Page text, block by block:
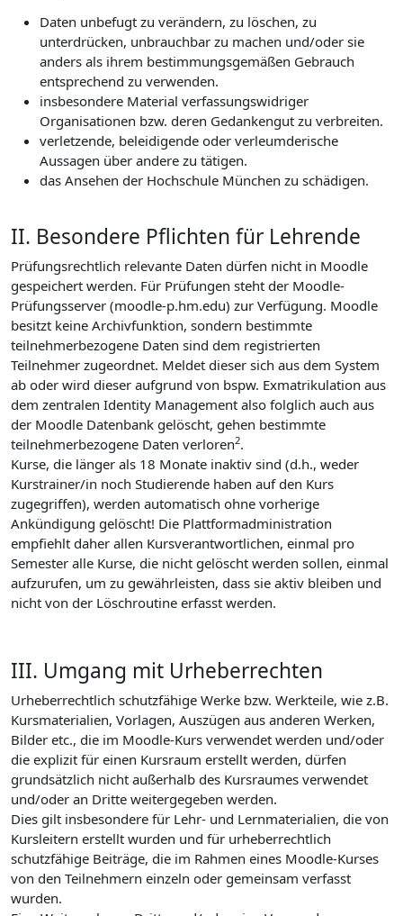
Daten unbefugt zu verändern, zu löschen, zu
unterdrücken, unbrauchbar zu machen und/oder sie
anders als ihrem bestimmungsgemäßen Gebrauch
entsprechend zu verwenden.
insbesondere Material verfassungswidriger
Organisationen bzw. deren Gedankengut zu verbreiten.
verletzende, beleidigende oder verleumderische
Aussagen über andere zu tätigen.
das Ansehen der Hochschule München zu schädigen.
II. Besondere Pflichten für Lehrende
Prüfungsrechtlich relevante Daten dürfen nicht in Moodle
gespeichert werden. Für Prüfungen steht der Moodle-
Prüfungsserver (moodle-p.hm.edu) zur Verfügung. Moodle
besitzt keine Archivfunktion, sondern bestimmte
teilnehmerbezogene Daten sind dem registrierten
Teilnehmer zugeordnet. Meldet dieser sich aus dem System
ab oder wird dieser aufgrund von bspw. Exmatrikulation aus
dem zentralen Identity Management also folglich auch aus
der Moodle Datenbank gelöscht, gehen bestimmte
teilnehmerbezogene Daten verloren2.
Kurse, die länger als 18 Monate inaktiv sind (d.h., weder
Kurstrainer/in noch Studierende haben auf den Kurs
zugegriffen), werden automatisch ohne vorherige
Ankündigung gelöscht! Die Plattformadministration
empfiehlt daher allen Kursverantwortlichen, einmal pro
Semester alle Kurse, die nicht gelöscht werden sollen, einmal
aufzurufen, um zu gewährleisten, dass sie aktiv bleiben und
nicht von der Löschroutine erfasst werden.
III. Umgang mit Urheberrechten
Urheberrechtlich schutzfähige Werke bzw. Werkteile, wie z.B.
Kursmaterialien, Vorlagen, Auszügen aus anderen Werken,
Bilder etc., die im Moodle-Kurs verwendet werden und/oder
die explizit für einen Kursraum erstellt werden, dürfen
grundsätzlich nicht außerhalb des Kursraumes verwendet
und/oder an Dritte weitergegeben werden.
Dies gilt insbesondere für Lehr- und Lernmaterialien, die von
Kursleitern erstellt wurden und für urheberrechtlich
schutzfähige Beiträge, die im Rahmen eines Moodle-Kurses
von den Teilnehmern einzeln oder gemeinsam verfasst
wurden.